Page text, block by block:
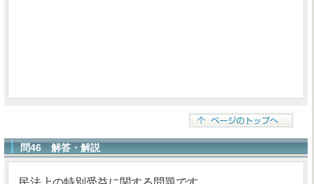
問46 解答・解説